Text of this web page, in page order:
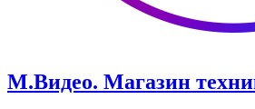
М.Видео. Магазин